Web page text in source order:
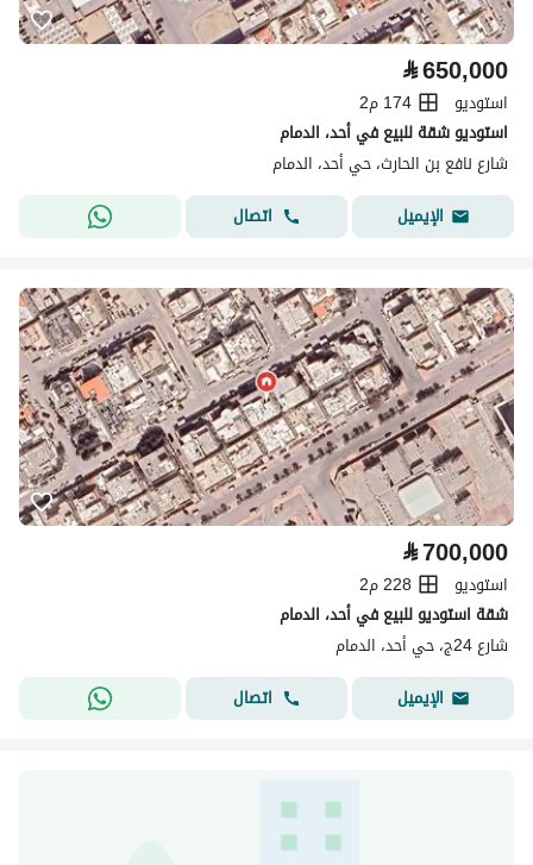
⃁650,000
استوديو
174 م2
استوديو شقة للبيع في أحد، الدمام
شارع نافع بن الحارث، حي أحد، الدمام
الإيميل
اتصال
⃁700,000
استوديو
228 م2
شقة استوديو للبيع في أحد، الدمام
شارع 24ج، حي أحد، الدمام
الإيميل
اتصال